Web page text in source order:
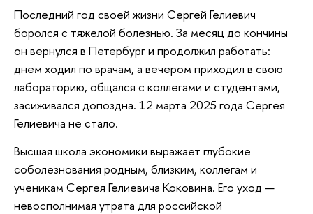
Последний год своей жизни Сергей Гелиевич
боролся с тяжелой болезнью. За месяц до кончины
он вернулся в Петербург и продолжил работать:
днем ходил по врачам, а вечером приходил в свою
лабораторию, общался с коллегами и студентами,
засиживался допоздна. 12 марта 2025 года Сергея
Гелиевича не стало.
Высшая школа экономики выражает глубокие
соболезнования родным, близким, коллегам и
ученикам Сергея Гелиевича Коковина. Его уход —
невосполнимая утрата для российской